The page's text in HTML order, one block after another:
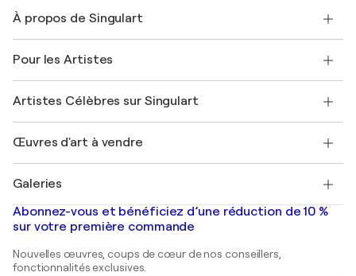
Expédition
Offrir une carte cadeau
Rejoignez notre programme commercial
Mon compte
+33 1 76 44 06 42
À propos de Singulart
FAQ
Magazine Singulart
Emplois
Découvrez une sélection d'art original
Pour les Artistes
Se connecter en tant qu'Artiste
Artistes Célèbres sur Singulart
Marc Chagall
Banksy
Mr. Brainwash
Shepard Fairey
Œuvres d'art à vendre
Tableaux abstraits à vendre
Peintures de paysage
Estampes
Peintures acryliques
Galeries
Galeries d'art en France
Galeries d'art en Belgique
Abonnez-vous et bénéficiez d’une réduction de 10 %
sur votre première commande
Nouvelles œuvres, coups de cœur de nos conseillers,
fonctionnalités exclusives.